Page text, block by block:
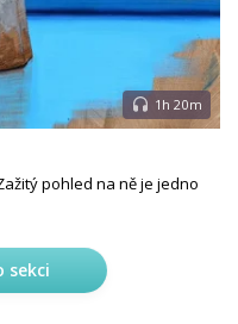
1h 20m
pohled na ně je jedno
sekci